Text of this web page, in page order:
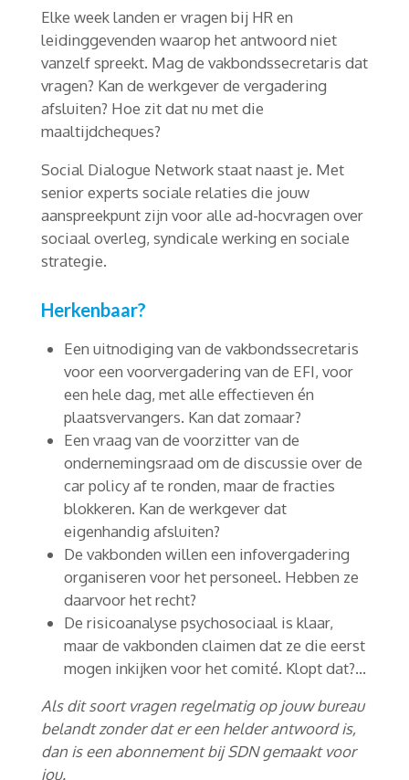
Elke week landen er vragen bij HR en
leidinggevenden waarop het antwoord niet
vanzelf spreekt. Mag de vakbondssecretaris dat
vragen? Kan de werkgever de vergadering
afsluiten? Hoe zit dat nu met die
maaltijdcheques?
Social Dialogue Network staat naast je. Met
senior experts sociale relaties die jouw
aanspreekpunt zijn voor alle ad-hocvragen over
sociaal overleg, syndicale werking en sociale
strategie.
Herkenbaar?
Een uitnodiging van de vakbondssecretaris
voor een voorvergadering van de EFI, voor
een hele dag, met alle effectieven én
plaatsvervangers. Kan dat zomaar?
Een vraag van de voorzitter van de
ondernemingsraad om de discussie over de
car policy af te ronden, maar de fracties
blokkeren. Kan de werkgever dat
eigenhandig afsluiten?
De vakbonden willen een infovergadering
organiseren voor het personeel. Hebben ze
daarvoor het recht?
De risicoanalyse psychosociaal is klaar,
maar de vakbonden claimen dat ze die eerst
mogen inkijken voor het comité. Klopt dat?...
Als dit soort vragen regelmatig op jouw bureau
belandt zonder dat er een helder antwoord is,
dan is een abonnement bij SDN gemaakt voor
jou.